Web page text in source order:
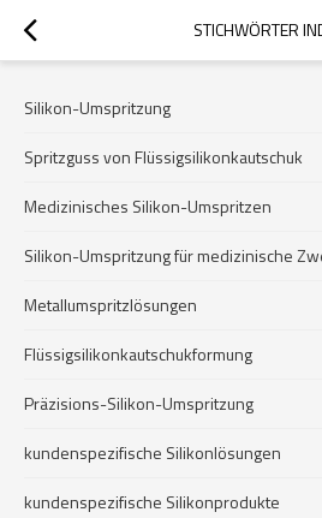
STICHWÖRTER
Silikon-Umspritzung
Spritzguss von Flüssigsilikonkautschuk
Medizinisches Silikon-Umspritzen
Silikon-Umspritzung für medizinische
Metallumspritzlösungen
Flüssigsilikonkautschukformung
Präzisions-Silikon-Umspritzung
kundenspezifische Silikonlösungen
kundenspezifische Silikonprodukte